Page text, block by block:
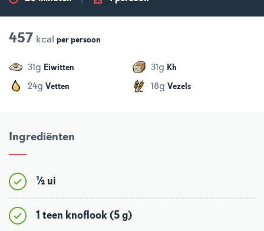
457 kcal per persoon
31g Eiwitten 31g Kh
24g Vetten 18g Vezels
Ingrediënten
½ ui
1 teen knoflook (5 g)